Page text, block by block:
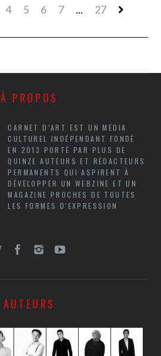
4 5 6 7 ... 27
À PROPOS
CARNET D’ART EST UN MÉDIA
CULTUREL INDÉPENDANT FONDÉ
EN 2013 PORTÉ PAR PLUS DE
QUINZE AUTEURS ET RÉDACTEURS
PERMANENTS QUI ASPIRENT À
DÉVELOPPER UN WEBZINE ET UN
MAGAZINE PROCHES DE TOUTES
LES FORMES D'EXPRESSION
AUTEURS